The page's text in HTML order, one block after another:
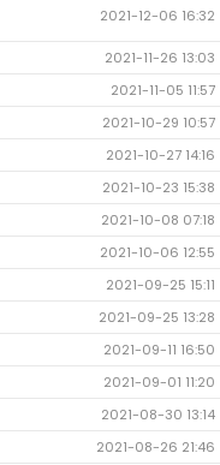
2021-12-06 16:32
2021-11-26 13:03
2021-11-05 11:57
2021-10-29 10:57
2021-10-27 14:16
2021-10-23 15:38
2021-10-08 07:18
2021-10-06 12:55
2021-09-25 15:11
2021-09-25 13:28
2021-09-11 16:50
2021-09-01 11:20
2021-08-30 13:14
2021-08-26 21:46